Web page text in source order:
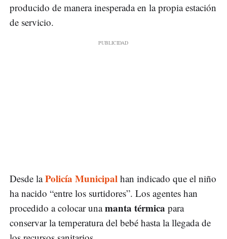
producido de manera inesperada en la propia estación
de servicio.
Desde laPolicía Municipal han indicado que el niño
ha nacido “entre los surtidores”. Los agentes han
procedido a colocar unamanta térmica para
conservar la temperatura del bebé hasta la llegada de